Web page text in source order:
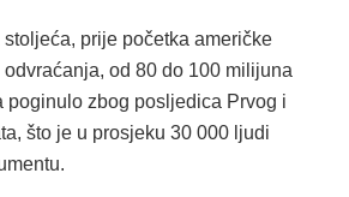
prije početka američke
od 80 do 100 milijuna
poginulo zbog posljedica Prvog i
što je u prosjeku 30 000 ljudi